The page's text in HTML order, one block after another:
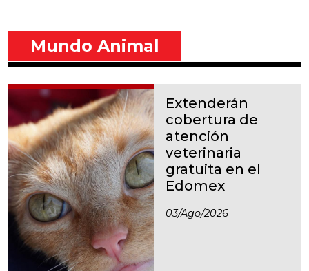
Mundo Animal
Extenderán
cobertura de
atención
veterinaria
gratuita en el
Edomex
03/ago/2026